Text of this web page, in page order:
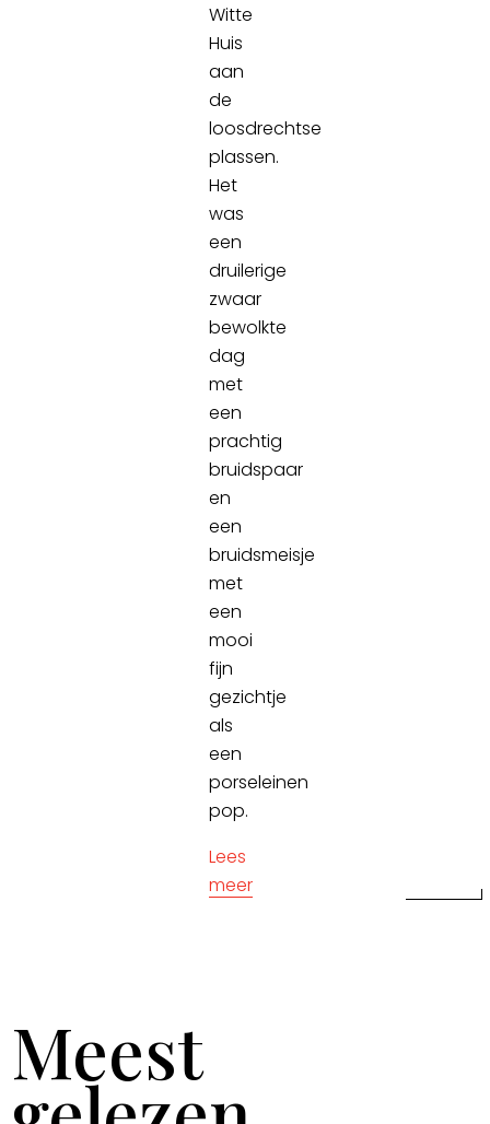
Witte
Huis
aan
de
loosdrechtse
plassen.
Het
was
een
druilerige
zwaar
bewolkte
dag
met
een
prachtig
bruidspaar
en
een
bruidsmeisje
met
een
mooi
fijn
gezichtje
als
een
porseleinen
pop.
Lees
meer
Meest